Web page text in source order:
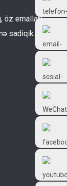
öz emalları
sadiqik.